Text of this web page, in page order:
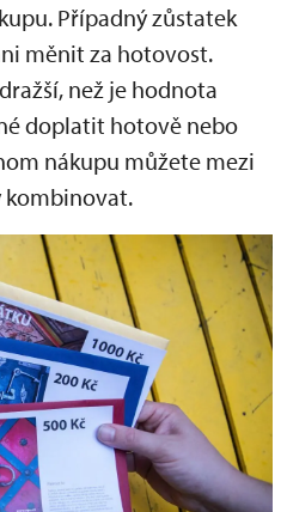
Případný zůstatek
měnit za hotovost.
než je hodnota
doplatit hotově nebo
nákupu můžete mezi
kombinovat.